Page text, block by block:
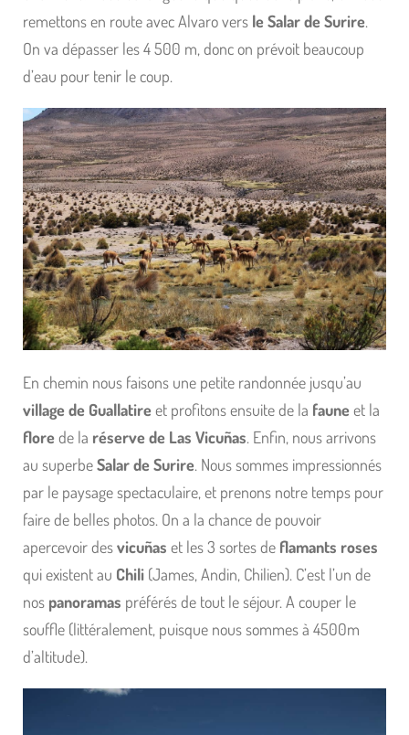
remettons en route avec Alvaro vers le Salar de Surire.
On va dépasser les 4 500 m, donc on prévoit beaucoup
d’eau pour tenir le coup.
En chemin nous faisons une petite randonnée jusqu’au
village de Guallatireet profitons ensuite de la fauneet la
florede la réserve de Las Vicuñas. Enfin, nous arrivons
au superbeSalar de Surire. Nous sommes impressionnés
par le paysage spectaculaire, et prenons notre temps pour
faire de belles photos. On a la chance de pouvoir
apercevoir desvicuñas et les 3 sortes de flamants roses
qui existent au Chili (James, Andin, Chilien). C’est l’un de
nos panoramas préférés de tout le séjour. A couper le
souffle (littéralement, puisque nous sommes à 4500m
d’altitude).